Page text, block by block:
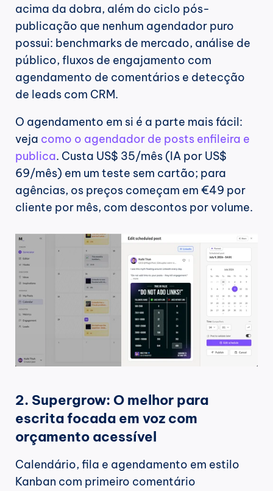
acima da dobra, além do ciclo pós-
publicação que nenhum agendador puro
possui: benchmarks de mercado, análise de
público, fluxos de engajamento com
agendamento de comentários e detecção
de leads com CRM.
O agendamento em si é a parte mais fácil:
veja como o agendador de posts enfileira e
publica. Custa US$ 35/mês (IA por US$
69/mês) em um teste sem cartão; para
agências, os preços começam em €49 por
cliente por mês, com descontos por volume.
2. Supergrow: O melhor para
escrita focada em voz com
orçamento acessível
Calendário, fila e agendamento em estilo
Kanban com primeiro comentário